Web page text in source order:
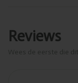
Reviews